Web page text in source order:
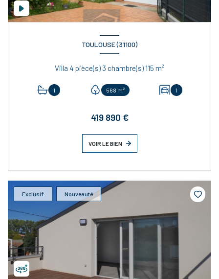
TOULOUSE (31100)
Villa 4 pièce(s) 3 chambre(s) 115 m²
1 568 m² 1
419 890 €
VOIR LE BIEN
Exclusif Nouveauté